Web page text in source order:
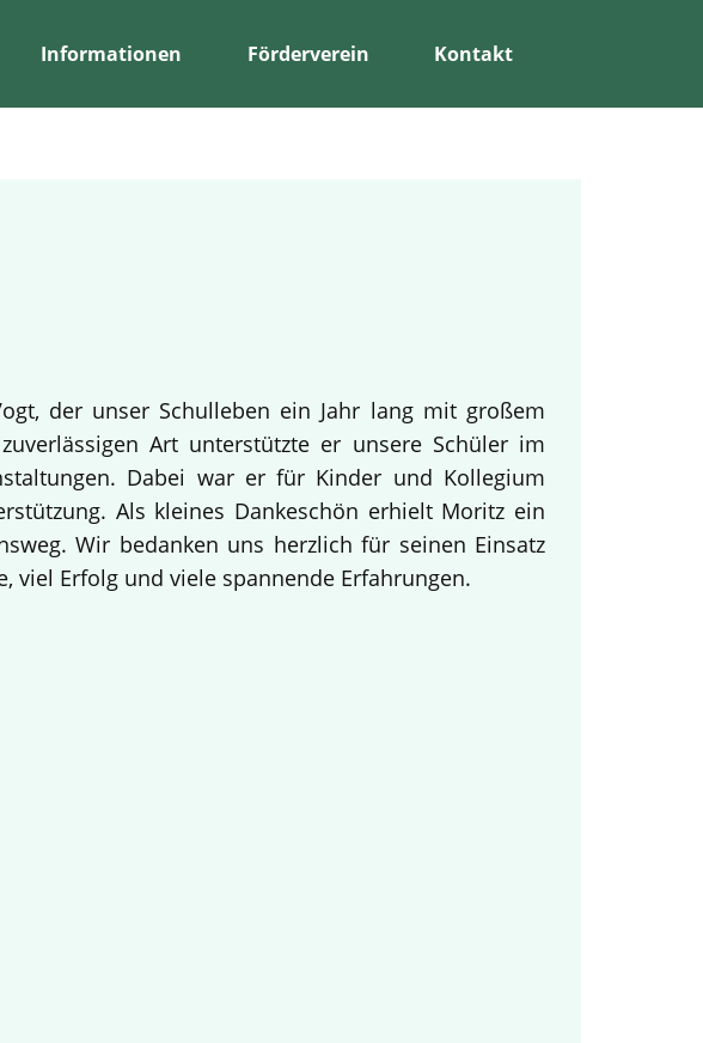
Informationen Förderverein Kontakt
der unser Schulleben ein Jahr lang mit großem
Art unterstützte er unsere Schüler im
Dabei war er für Kinder und Kollegium
Als kleines Dankeschön erhielt Moritz ein
Wir bedanken uns herzlich für seinen Einsatz
Erfolg und viele spannende Erfahrungen.